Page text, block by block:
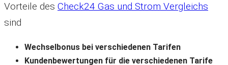
Vorteile des Check24 Gas und Strom Vergleichs
sind
Wechselbonus bei verschiedenen Tarifen
Kundenbewertungen für die verschiedenen Tarife